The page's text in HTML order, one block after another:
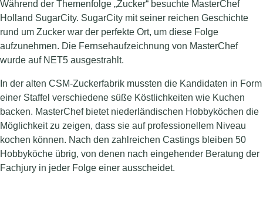
Während der Themenfolge „Zucker“ besuchte MasterChef
Holland SugarCity. SugarCity mit seiner reichen Geschichte
rund um Zucker war der perfekte Ort, um diese Folge
aufzunehmen. Die Fernsehaufzeichnung von MasterChef
wurde auf NET5 ausgestrahlt.
In der alten CSM-Zuckerfabrik mussten die Kandidaten in Form
einer Staffel verschiedene süße Köstlichkeiten wie Kuchen
backen. MasterChef bietet niederländischen Hobbyköchen die
Möglichkeit zu zeigen, dass sie auf professionellem Niveau
kochen können. Nach den zahlreichen Castings bleiben 50
Hobbyköche übrig, von denen nach eingehender Beratung der
Fachjury in jeder Folge einer ausscheidet.